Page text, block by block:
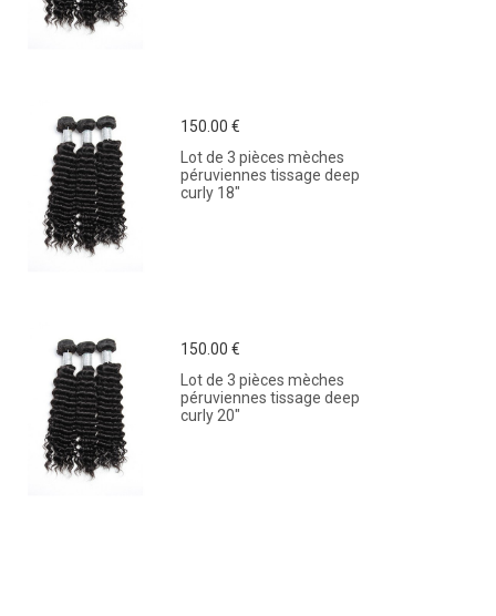
Lot de 3 pièces mèches
péruviennes tissage deep
curly 18"
150.00 €
Lot de 3 pièces mèches
péruviennes tissage deep
curly 20"
150.00 €